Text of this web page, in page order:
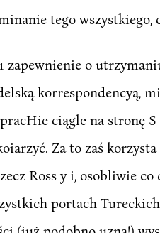
tego
o
korrespondencyą,
ciągle na stronę
Za to zaś
Ross y i, osobliwie
portach